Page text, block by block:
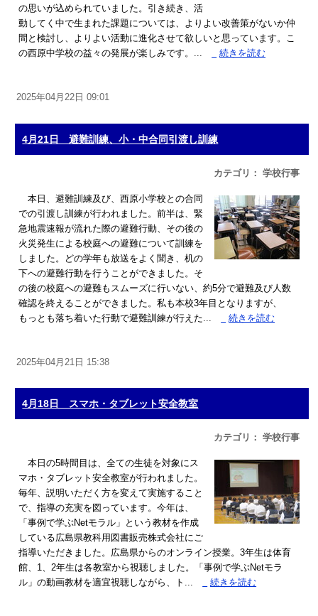
の思いが込められていました。引き続き、活
動してく中で生まれた課題については、よりよい改善策がないか仲
間と検討し、よりよい活動に進化させて欲しいと思っています。こ
の西原中学校の益々の発展が楽しみです。...
続きを読む
2025年04月22日 09:01
4月21日 避難訓練、小・中合同引渡し訓練
カテゴリ： 学校行事
本日、避難訓練及び、西原小学校との合同
での引渡し訓練が行われました。前半は、緊
急地震速報が流れた際の避難行動、その後の
火災発生による校庭への避難について訓練を
しました。どの学年も放送をよく聞き、机の
下への避難行動を行うことができました。そ
の後の校庭への避難もスムーズに行いない、約5分で避難及び人数
確認を終えることができました。私も本校3年目となりますが、
もっとも落ち着いた行動で避難訓練が行えた...
続きを読む
2025年04月21日 15:38
4月18日 スマホ・タブレット安全教室
カテゴリ： 学校行事
本日の5時間目は、全ての生徒を対象にス
マホ・タブレット安全教室が行われました。
毎年、説明いただく方を変えて実施すること
で、指導の充実を図っています。今年は、
「事例で学ぶNetモラル」という教材を作成
している広島県教科用図書販売株式会社にご
指導いただきました。広島県からのオンライン授業。3年生は体育
館、1、2年生は各教室から視聴しました。「事例で学ぶNetモラ
ル」の動画教材を適宜視聴しながら、ト...
続きを読む